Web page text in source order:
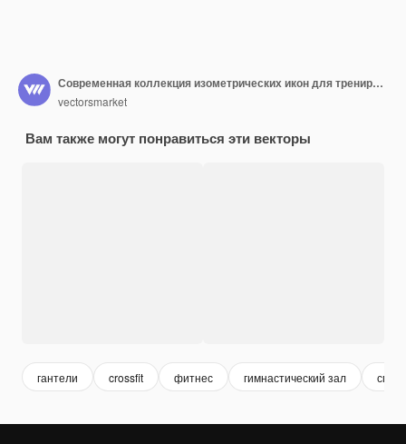
Современная коллекция изометрических икон для тренировок
vectorsmarket
Вам также могут понравиться эти векторы
гантели crossfit фитнес гимнастический зал спорт